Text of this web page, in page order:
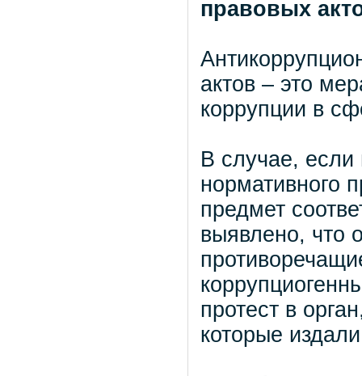
правовых
актов – это
коррупции в
В случае, если
нормативного
предмет
выявлено, что
протест в
которые